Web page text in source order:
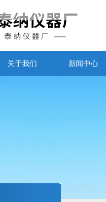
关于我们 新闻中心